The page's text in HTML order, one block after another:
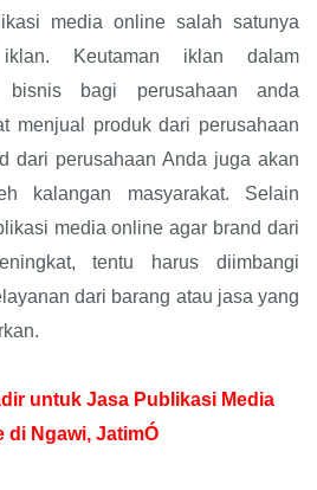
media online salah satunya
Keutaman iklan dalam
bisnis bagi perusahaan anda
menjual produk dari perusahaan
dari perusahaan Anda juga akan
kalangan masyarakat. Selain
media online agar brand dari
tentu harus diimbangi
dari barang atau jasa yang
untuk Jasa Publikasi Media
di Ngawi, JatimÓ